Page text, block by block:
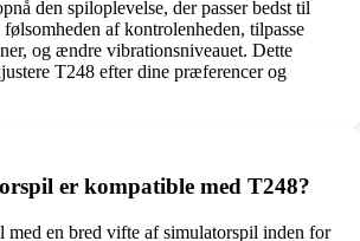
den spiloplevelse, der passer bedst til
af kontrolenheden, tilpasse
og ændre vibrationsniveauet. Dette
T248 efter dine præferencer og
er kompatible med T248?
med en bred vifte af simulatorspil inden for